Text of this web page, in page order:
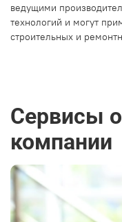
ведущими
технологий и могут
строительных и
Сервисы
компании